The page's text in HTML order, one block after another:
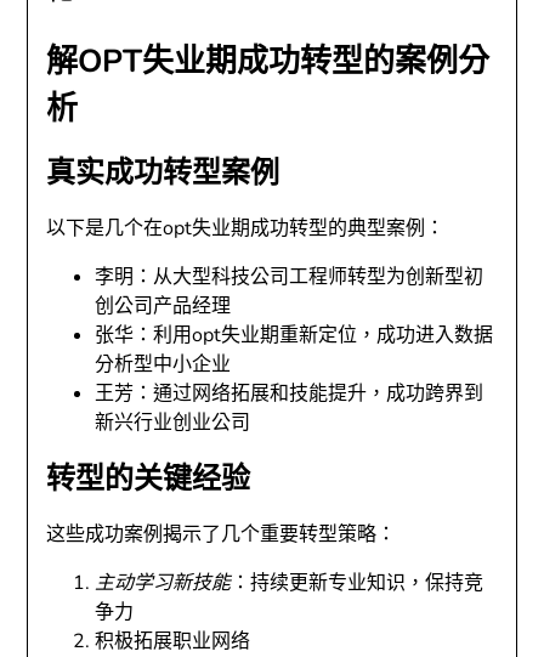
解OPT失业期成功转型的案例分
析
真实成功转型案例
以下是几个在opt失业期成功转型的典型案例：
李明：从大型科技公司工程师转型为创新型初
创公司产品经理
张华：利用opt失业期重新定位，成功进入数据
分析型中小企业
王芳：通过网络拓展和技能提升，成功跨界到
新兴行业创业公司
转型的关键经验
这些成功案例揭示了几个重要转型策略：
主动学习新技能：持续更新专业知识，保持竞
争力
积极拓展职业网络